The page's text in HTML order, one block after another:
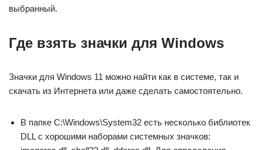
выбранный.
Где взять значки для Windows
Значки для Windows 11 можно найти как в системе, так и
скачать из Интернета или даже сделать самостоятельно.
В папке C:\Windows\System32 есть несколько библиотек
DLL с хорошими наборами системных значков: